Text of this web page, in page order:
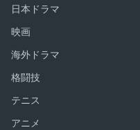
日本ドラマ
映画
海外ドラマ
格闘技
テニス
アニメ